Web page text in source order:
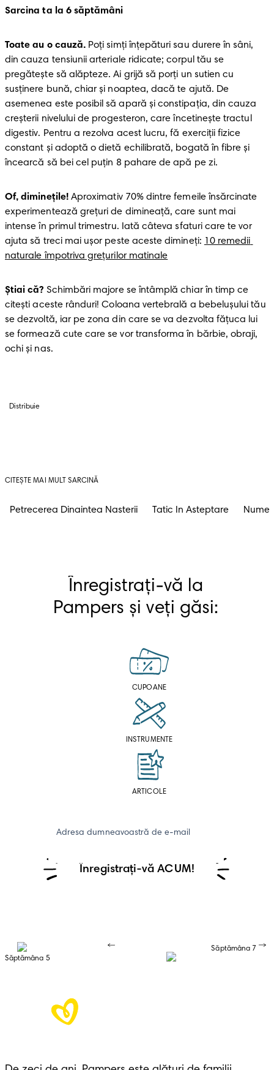
Sarcina ta la 6 săptămâni
Toate au o cauză. Poți simți înțepături sau durere în sâni,
din cauza tensiunii arteriale ridicate; corpul tău se
pregătește să alăpteze. Ai grijă să porți un sutien cu
susținere bună, chiar și noaptea, dacă te ajută. De
asemenea este posibil să apară și constipația, din cauza
creșterii nivelului de progesteron, care încetinește tractul
digestiv. Pentru a rezolva acest lucru, fă exerciții fizice
constant și adoptă o dietă echilibrată, bogată în fibre și
încearcă să bei cel puțin 8 pahare de apă pe zi.
Of, diminețile! Aproximativ 70% dintre femeile însărcinate
experimentează grețuri de dimineață, care sunt mai
intense în primul trimestru. Iată câteva sfaturi care te vor
ajuta să treci mai ușor peste aceste dimineți: 10 remedii
naturale împotriva greţurilor matinale
Știai că? Schimbări majore se întâmplă chiar în timp ce
citești aceste rânduri! Coloana vertebrală a bebelușului tău
se dezvoltă, iar pe zona din care se va dezvolta fățuca lui
se formează cute care se vor transforma în bărbie, obraji,
ochi și nas.
Distribuie
CITEȘTE MAI MULT SARCINĂ
Petrecerea Dinaintea Nasterii Tatic In Asteptare Nume
Înregistrați-vă la
Pampers și veți găsi:
CUPOANE
INSTRUMENTE
ARTICOLE
Adresa dumneavoastră de e-mail
Înregistrați-vă ACUM!
Săptămâna 5
Săptămâna 7